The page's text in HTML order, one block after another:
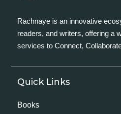
Rachnaye is an innovative
readers, and writers, offering a
services to Connect,
Quick Links
Books